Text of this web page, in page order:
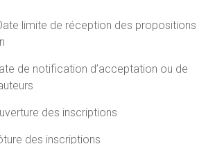
limite de réception des propositions
de notification d’acceptation ou de
des inscriptions
des inscriptions